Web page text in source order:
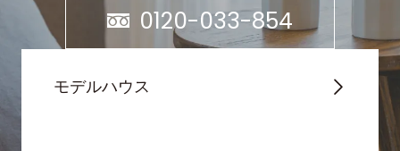
0120-033-854
モデルハウス